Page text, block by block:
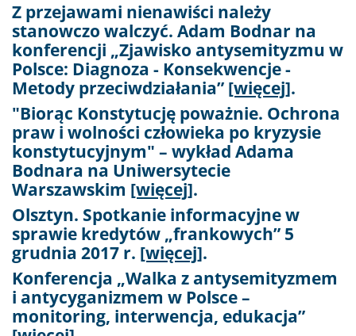
Z przejawami nienawiści należy
stanowczo walczyć. Adam Bodnar na
konferencji „Zjawisko antysemityzmu w
Polsce: Diagnoza - Konsekwencje -
Metody przeciwdziałania” [więcej].
"Biorąc Konstytucję poważnie. Ochrona
praw i wolności człowieka po kryzysie
konstytucyjnym" – wykład Adama
Bodnara na Uniwersytecie
Warszawskim [więcej].
Olsztyn. Spotkanie informacyjne w
sprawie kredytów „frankowych” 5
grudnia 2017 r. [więcej].
Konferencja „Walka z antysemityzmem
i antycyganizmem w Polsce –
monitoring, interwencja, edukacja”